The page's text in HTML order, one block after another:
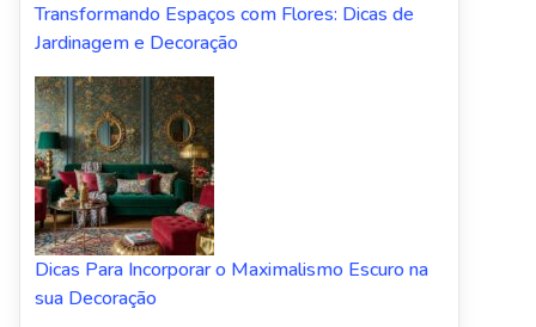
Transformando Espaços com Flores: Dicas de
Jardinagem e Decoração
Dicas Para Incorporar o Maximalismo Escuro na
sua Decoração